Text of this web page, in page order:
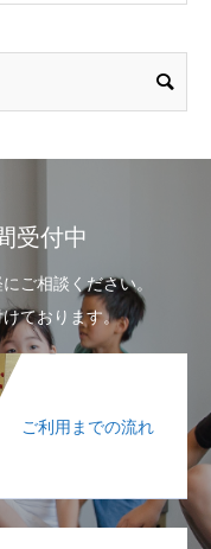
受付中
ご相談ください。
ております。
ご利用までの流れ